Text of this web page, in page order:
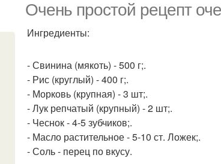
Очень простой рецепт
Ингредиенты:
- Свинина (мякоть) - 500 г;.
- Рис (круглый) - 400 г;.
- Морковь (крупная) - 3 шт;.
- Лук репчатый (крупный) - 2 шт;.
- Чеснок - 4-5 зубчиков;.
- Масло растительное - 5-10 ст. Ложек;.
- Соль - перец по вкусу.